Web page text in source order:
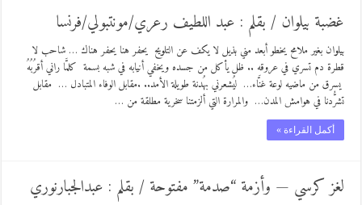
غضبة بيلوان / بقلم : عبد اللطيف رعري/مونتبولي/فرنسا
بيلوان بغير ملامح يخطو أبعد مني بذيل لا يكف عن التلويح يحفر هنا يحفر هناك … شاحب لا
قطرة دم تسري في عروقه .. ظل يأكل من جسده ويخفي أنيابه في شبه بسمة كلمَّا راني أقرُبُهُ
يسرق من ماضيه لوعة غنَّاء… ليُشعرني بهُدنة طويلة الأمد.. .مقابل الوفاء المتبادل … مقابل
تشرُّدنا في هوامش المدن… والمرارة التي ألزمتنا سخرية مطلقة من …
أكمل القراءة »
لغز كرسي — وأزمة “صدمة” مفتوحة / بقلم : عبدالجبارنوري